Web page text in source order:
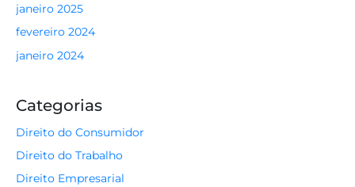
janeiro 2025
fevereiro 2024
janeiro 2024
Categorias
Direito do Consumidor
Direito do Trabalho
Direito Empresarial